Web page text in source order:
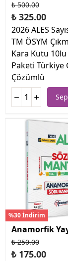
₺ 500.00
₺ 325.00
2026 ALES
TM ÖSYM
Kara Kutu
Paketi Türkiye
Çözümlü
%30 İndirim
Anamorfik
₺ 250.00
₺ 175.00